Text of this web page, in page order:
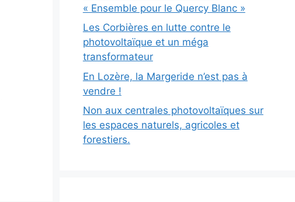
« Ensemble pour le Quercy Blanc »
Les Corbières en lutte contre le
photovoltaïque et un méga
transformateur
En Lozère, la Margeride n’est pas à
vendre !
Non aux centrales photovoltaïques sur
les espaces naturels, agricoles et
forestiers.